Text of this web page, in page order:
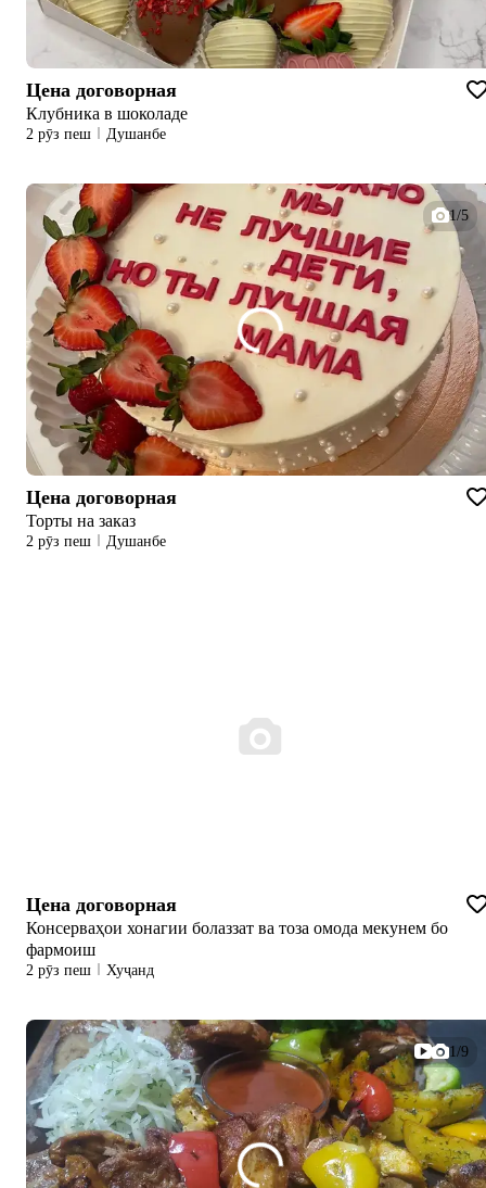
Цена договорная
Клубника в шоколаде
2 рӯз пеш Душанбе
1/5
Цена договорная
Торты на заказ
2 рӯз пеш Душанбе
Цена договорная
Консерваҳои хонагии болаззат ва тоза омода мекунем бо
фармоиш
2 рӯз пеш Хуҷанд
1/9